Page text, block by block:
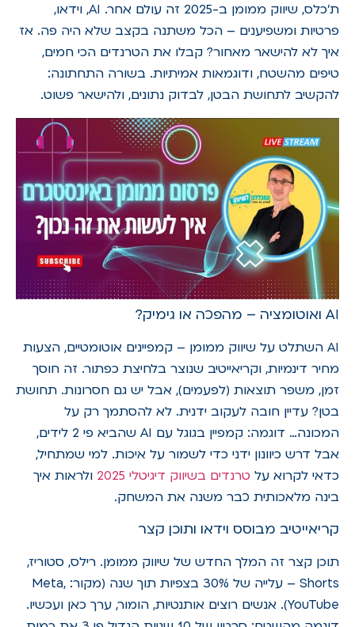
ת'כלס, שיווק ממומן ב-2025 זה עולם אחר. AI, וידאו,
פרטיות ומשפיענים – הכל משתנה בקצב שלא היה פה. אז
איך לא להישאר מאחור? קבלו את הטרנדים הכי חמים,
טיפים מהשטח, ודוגמאות אמיתיות. בשורה התחתונה:
להקשיב לתחושת הבטן, לבדוק נתונים, ולהישאר פשוט.
AI ואוטומציה – מהפכה או גימיק?
AI השתלט על שיווק ממומן – קמפיינים אוטומטיים, הצעות
מחיר דינמיות, וקריאייטיב שנוצר בלחיצת כפתור. זה חוסך
זמן, משפר תוצאות (לפעמים), אבל יש גם חסרונות. תחושת
בטן? עדיין חובה לעקוב ידנית. לא להסתמך רק על
המכונה… דוגמה: קמפיין בגוגל עם AI שהביא פי 2 לידים,
אבל דרש כיוונון ידני כדי לשמור על איכות. למי שמתחיל,
כדאי לקרוא על טרנדים בשיווק דיגיטלי 2025
ולראות איך
בינה מלאכותית כבר משנה את המשחק.
קריאייטיב מבוסס וידאו ותוכן קצר
תוכן קצר זה המלך החדש של שיווק ממומן. רילס, סטוריז,
Shorts – עלייה של 30% בצפיות תוך שנה (מקור: Meta,
YouTube). אנשים רוצים אותנטיות, הומור, ערך כאן ועכשיו.